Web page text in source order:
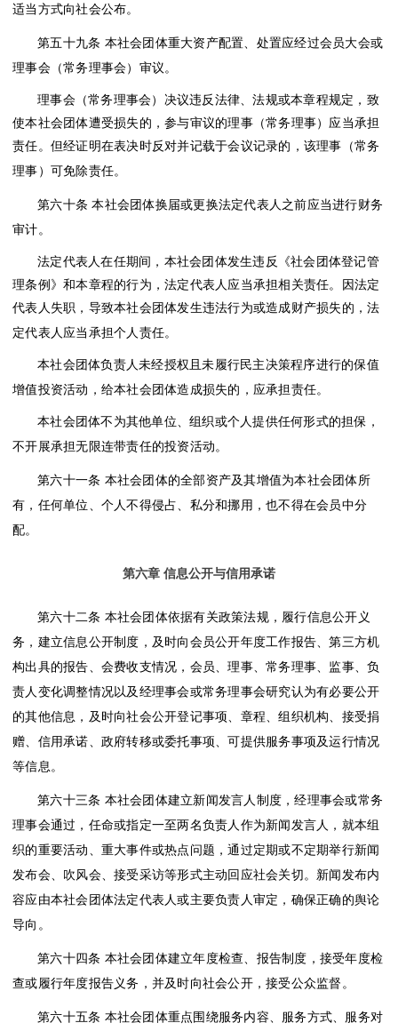
适当方式向社会公布。
第五十九条 本社会团体重大资产配置、处置应经过会员大会或
理事会（常务理事会）审议。
理事会（常务理事会）决议违反法律、法规或本章程规定，致
使本社会团体遭受损失的，参与审议的理事（常务理事）应当承担
责任。但经证明在表决时反对并记载于会议记录的，该理事（常务
理事）可免除责任。
第六十条 本社会团体换届或更换法定代表人之前应当进行财务
审计。
法定代表人在任期间，本社会团体发生违反《社会团体登记管
理条例》和本章程的行为，法定代表人应当承担相关责任。因法定
代表人失职，导致本社会团体发生违法行为或造成财产损失的，法
定代表人应当承担个人责任。
本社会团体负责人未经授权且未履行民主决策程序进行的保值
增值投资活动，给本社会团体造成损失的，应承担责任。
本社会团体不为其他单位、组织或个人提供任何形式的担保，
不开展承担无限连带责任的投资活动。
第六十一条 本社会团体的全部资产及其增值为本社会团体所
有，任何单位、个人不得侵占、私分和挪用，也不得在会员中分
配。
第六章 信息公开与信用承诺
第六十二条 本社会团体依据有关政策法规，履行信息公开义
务，建立信息公开制度，及时向会员公开年度工作报告、第三方机
构出具的报告、会费收支情况，会员、理事、常务理事、监事、负
责人变化调整情况以及经理事会或常务理事会研究认为有必要公开
的其他信息，及时向社会公开登记事项、章程、组织机构、接受捐
赠、信用承诺、政府转移或委托事项、可提供服务事项及运行情况
等信息。
第六十三条 本社会团体建立新闻发言人制度，经理事会或常务
理事会通过，任命或指定一至两名负责人作为新闻发言人，就本组
织的重要活动、重大事件或热点问题，通过定期或不定期举行新闻
发布会、吹风会、接受采访等形式主动回应社会关切。新闻发布内
容应由本社会团体法定代表人或主要负责人审定，确保正确的舆论
导向。
第六十四条 本社会团体建立年度检查、报告制度，接受年度检
查或履行年度报告义务，并及时向社会公开，接受公众监督。
第六十五条 本社会团体重点围绕服务内容、服务方式、服务对